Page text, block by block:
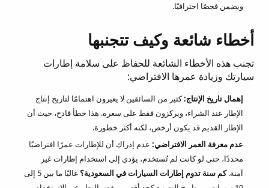
ويضمن فحصًا احترافيًا.
أخطاء شائعة وكيف تتجنبها
تجنب هذه الأخطاء الشائعة للحفاظ على سلامة إطارات
سيارتك وزيادة عمرها الافتراضي:
إهمال تاريخ الإنتاج:كثير من السائقين لا يعيرون اهتمامًا لتاريخ إنتاج
الإطار عند الشراء، ويركزون فقط على سعره. هذا خطأ فادح، حيث أن
الإطار القديم قد يكون أرخص، لكنه أكثر خطورة.
عدم معرفة العمر الافتراضي: عدم إدراك أن للإطارات عمرًا افتراضيًا
محددًا، حتى لو كانت لم تُستخدم، يؤدي إلى استخدام إطارات غير
آمنة.كم سنة تدوم إطارات السيارات في السعودية؟
غالبًا ما بين 5 إلى